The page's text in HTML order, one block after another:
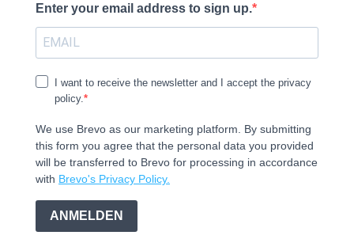
Enter your email address to sign up.
I want to receive the newsletter and I accept the privacy
policy.
We use Brevo as our marketing platform. By submitting
this form you agree that the personal data you provided
will be transferred to Brevo for processing in accordance
with Brevo's Privacy Policy.
ANMELDEN